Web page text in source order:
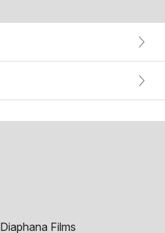
Diaphana Films